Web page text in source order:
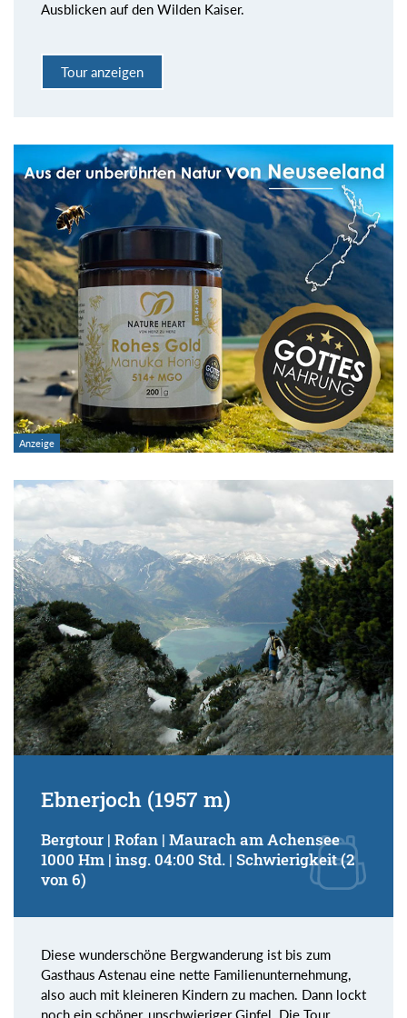
Ausblicken auf den Wilden Kaiser.
Tour anzeigen
Ebnerjoch (1957 m)
Bergtour | Rofan | Maurach am Achensee
1000 Hm | insg. 04:00 Std. | Schwierigkeit (2
von 6)
Diese wunderschöne Bergwanderung ist bis zum
Gasthaus Astenau eine nette Familienunternehmung,
also auch mit kleineren Kindern zu machen. Dann lockt